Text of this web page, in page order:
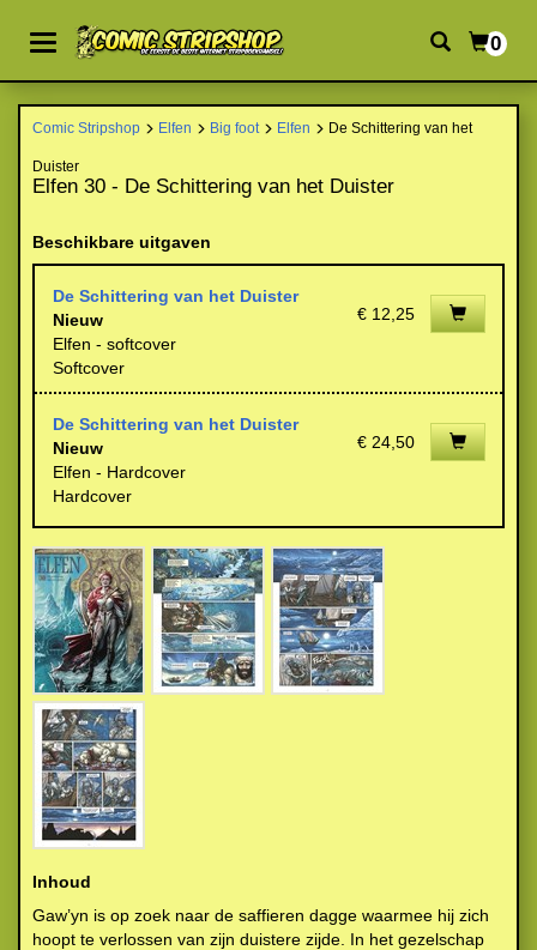
0
Comic Stripshop Elfen Big foot Elfen De Schittering van het
Duister
Elfen 30 - De Schittering van het Duister
Beschikbare uitgaven
De Schittering van het Duister
Nieuw
Elfen - softcover
Softcover
€ 12,25
De Schittering van het Duister
Nieuw
Elfen - Hardcover
Hardcover
€ 24,50
Inhoud
Gaw’yn is op zoek naar de saffieren dagge waarmee hij zich
hoopt te verlossen van zijn duistere zijde. In het gezelschap